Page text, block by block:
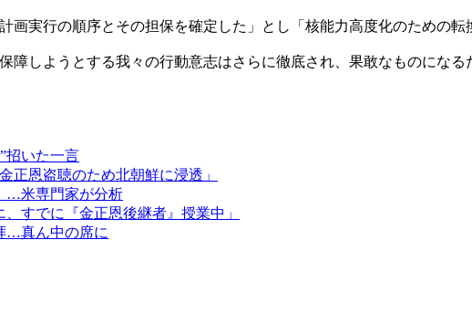
画実行の順序とその担保を確定した」とし「核能力高度化のための転
しようとする我々の行動意志はさらに徹底され、果敢なものになる
招いた一言
正恩盗聴のため北朝鮮に浸透」
…米専門家が分析
すでに『金正恩後継者』授業中」
…真ん中の席に